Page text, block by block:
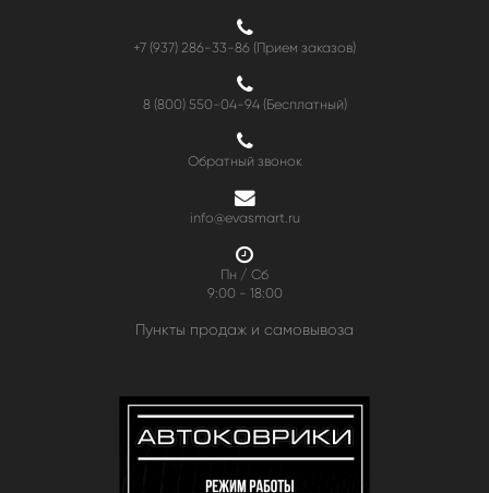
+7 (937) 286-33-86 (Прием заказов)
8 (800) 550-04-94(Бесплатный)
Обратный звонок
info@evasmart.ru
Пн / Сб
9:00 - 18:00
Пункты продаж и самовывоза